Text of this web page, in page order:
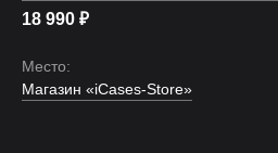
18 990 ₽
Место:
Магазин «iCases-Store»